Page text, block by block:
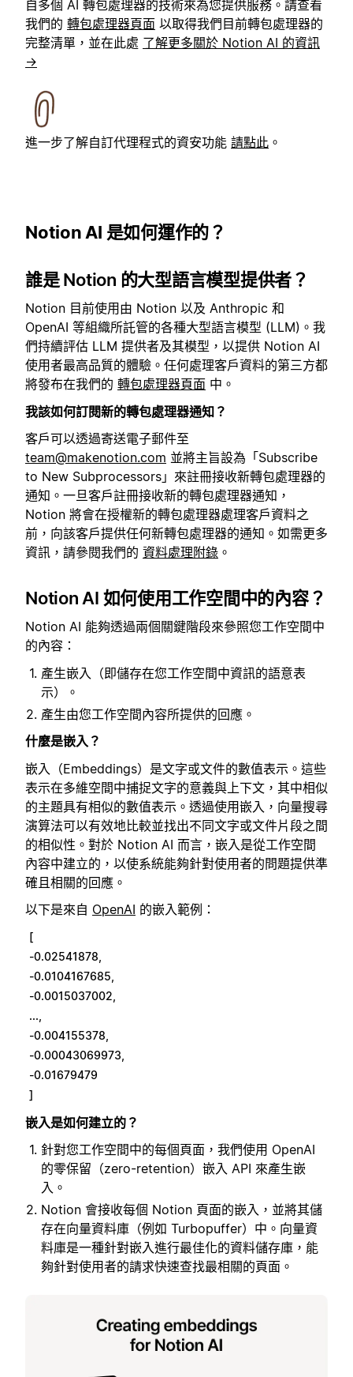
自多個 AI 轉包處理器的技術來為您提供服務。請查看
我們的 轉包處理器頁面 以取得我們目前轉包處理器的
完整清單，並在此處 了解更多關於 Notion AI 的資訊
→
進一步了解自訂代理程式的資安功能 請點此 。
Notion AI 是如何運作的？
誰是 Notion 的大型語言模型提供者？
Notion 目前使用由 Notion 以及 Anthropic 和
OpenAI 等組織所託管的各種大型語言模型 (LLM)。我
們持續評估 LLM 提供者及其模型，以提供 Notion AI
使用者最高品質的體驗。任何處理客戶資料的第三方都
將發布在我們的 轉包處理器頁面 中。
我該如何訂閱新的轉包處理器通知？
客戶可以透過寄送電子郵件至
team@makenotion.com 並將主旨設為「Subscribe
to New Subprocessors」來註冊接收新轉包處理器的
通知。一旦客戶註冊接收新的轉包處理器通知，
Notion 將會在授權新的轉包處理器處理客戶資料之
前，向該客戶提供任何新轉包處理器的通知。如需更多
資訊，請參閱我們的 資料處理附錄 。
Notion AI 如何使用工作空間中的內容？
Notion AI 能夠透過兩個關鍵階段來參照您工作空間中
的內容：
產生嵌入（即儲存在您工作空間中資訊的語意表
示）。
產生由您工作空間內容所提供的回應。
什麼是嵌入？
嵌入（Embeddings）是文字或文件的數值表示。這些
表示在多維空間中捕捉文字的意義與上下文，其中相似
的主題具有相似的數值表示。透過使用嵌入，向量搜尋
演算法可以有效地比較並找出不同文字或文件片段之間
的相似性。對於 Notion AI 而言，嵌入是從工作空間
內容中建立的，以使系統能夠針對使用者的問題提供準
確且相關的回應。
以下是來自 OpenAI 的嵌入範例：
[
-0.02541878,
-0.0104167685,
-0.0015037002,
...,
-0.004155378,
-0.00043069973,
-0.01679479
]
嵌入是如何建立的？
針對您工作空間中的每個頁面，我們使用 OpenAI
的零保留（zero-retention）嵌入 API 來產生嵌
入。
Notion 會接收每個 Notion 頁面的嵌入，並將其儲
存在向量資料庫（例如 Turbopuffer）中。向量資
料庫是一種針對嵌入進行最佳化的資料儲存庫，能
夠針對使用者的請求快速查找最相關的頁面。